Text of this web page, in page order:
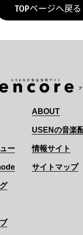
TOPページへ戻る
ー
ABOUT
USENの音楽
情報サイト
サイトマップ